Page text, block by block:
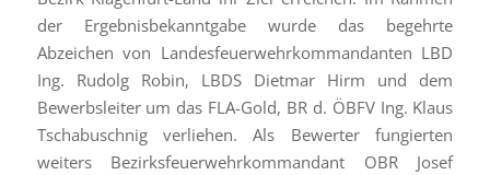
der Ergebnisbekanntgabe wurde das begehrte
Abzeichen von Landesfeuerwehrkommandanten LBD
Ing. Rudolg Robin, LBDS Dietmar Hirm und dem
Bewerbsleiter um das FLA-Gold, BR d. ÖBFV Ing. Klaus
Tschabuschnig verliehen. Als Bewerter fungierten
weiters Bezirksfeuerwehrkommandant OBR Josef